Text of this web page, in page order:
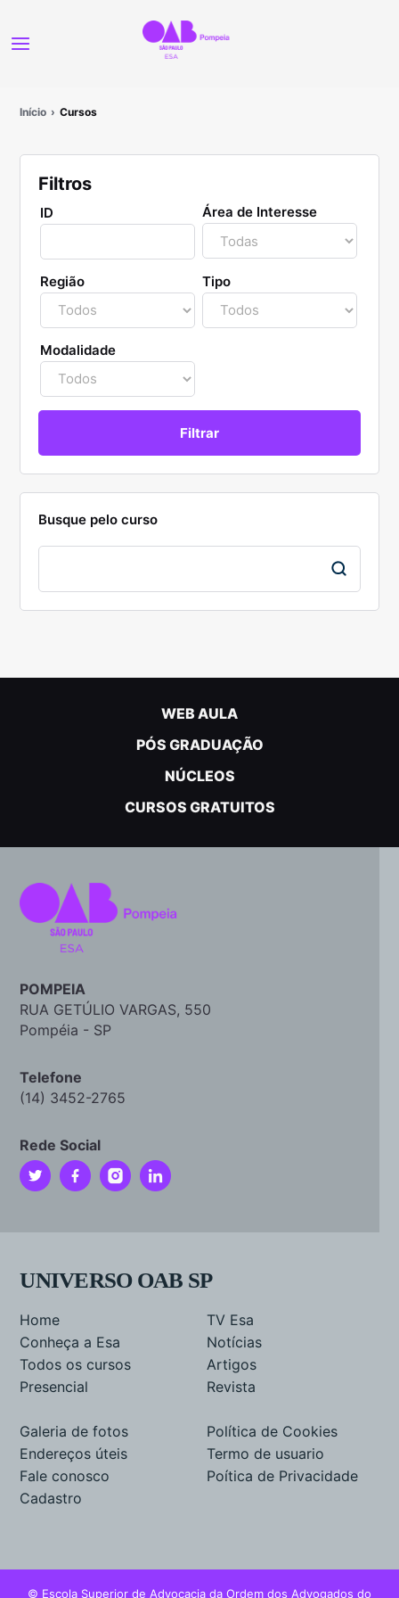
Início Cursos
Filtros
ID Área de Interesse
Região Tipo
Modalidade
Busque pelo curso
WEB AULA
PÓS GRADUAÇÃO
NÚCLEOS
CURSOS GRATUITOS
POMPEIA
RUA GETÚLIO VARGAS, 550
Pompéia - SP
Telefone
(14) 3452-2765
Rede Social
UNIVERSO OAB SP
Home
Conheça a Esa
Todos os cursos
Presencial
TV Esa
Notícias
Artigos
Revista
Galeria de fotos
Endereços úteis
Fale conosco
Cadastro
Política de Cookies
Termo de usuario
Poítica de Privacidade
© Escola Superior de Advocacia da Ordem dos Advogados do